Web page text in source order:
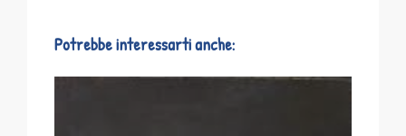
Potrebbe interessarti anche: